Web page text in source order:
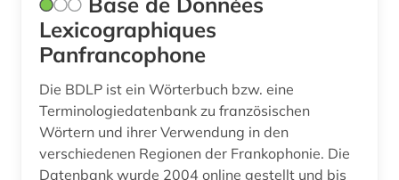
karte (1)
katalanien (1)
katalanisch (1)
katalanistik (1)
Lexicographiques
Panfrancophone
Die BDLP ist ein Wörterbuch bzw. eine
Terminologiedatenbank zu französischen
Wörtern und ihrer Verwendung in den
verschiedenen Regionen der Frankophonie. Die
Datenbank wurde 2004 online gestellt und bis